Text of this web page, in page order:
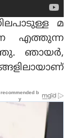
മ
എത്തുന്ന
ഞായര്‍,